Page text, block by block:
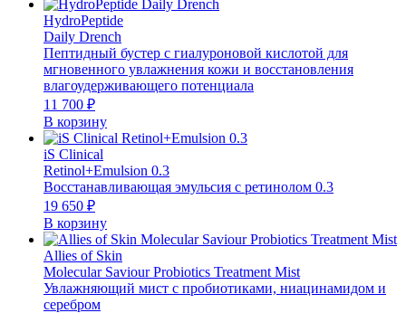
HydroPeptide
Daily Drench
Пептидный бустер с гиалуроновой кислотой для
мгновенного увлажнения кожи и восстановления
влагоудерживающего потенциала
11 700 ₽
В корзину
iS Clinical
Retinol+Emulsion 0.3
Восстанавливающая эмульсия с ретинолом 0.3
19 650 ₽
В корзину
Allies of Skin
Molecular Saviour Probiotics Treatment Mist
Увлажняющий мист с пробиотиками, ниацинамидом и
серебром